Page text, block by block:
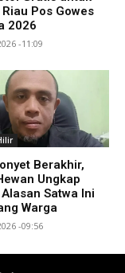
Pos Gowes
2026
-11:09
Berakhir,
Ungkap
Satwa Ini
Warga
-09:56